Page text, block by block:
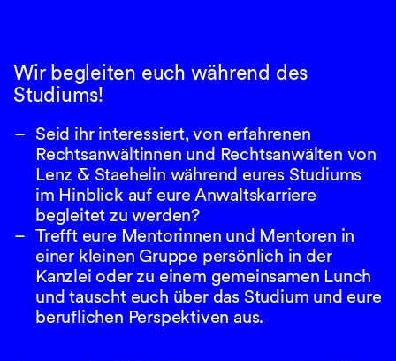
Wir begleiten euch während des
Studiums!
Seid ihr interessiert, von erfahrenen
Rechtsanwältinnen und Rechtsanwälten von
Lenz & Staehelin während eures Studiums
im Hinblick auf eure Anwaltskarriere
begleitet zu werden?
Trefft eure Mentorinnen und Mentoren in
einer kleinen Gruppe persönlich in der
Kanzlei oder zu einem gemeinsamen Lunch
und tauscht euch über das Studium und eure
beruflichen Perspektiven aus.